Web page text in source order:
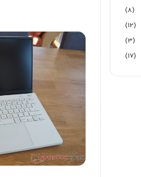
(8)
(12)
(3)
(17)